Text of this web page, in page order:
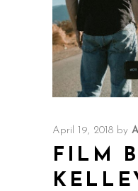
April 19, 2018 by
FILM